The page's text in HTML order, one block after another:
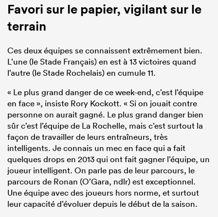
Favori sur le papier, vigilant sur le
terrain
Ces deux équipes se connaissent extrêmement bien.
L’une (le Stade Français) en est à 13 victoires quand
l’autre (le Stade Rochelais) en cumule 11.
« Le plus grand danger de ce week-end, c’est l’équipe
en face », insiste Rory Kockott. « Si on jouait contre
personne on aurait gagné. Le plus grand danger bien
sûr c’est l’équipe de La Rochelle, mais c’est surtout la
façon de travailler de leurs entraîneurs, très
intelligents. Je connais un mec en face qui a fait
quelques drops en 2013 qui ont fait gagner l’équipe, un
joueur intelligent. On parle pas de leur parcours, le
parcours de Ronan (O’Gara, ndlr) est exceptionnel.
Une équipe avec des joueurs hors norme, et surtout
leur capacité d’évoluer depuis le début de la saison.